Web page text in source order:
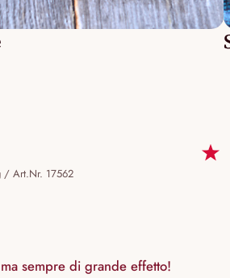
/ Art.Nr. 17562
sempre di grande effetto!